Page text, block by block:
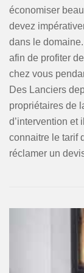
économiser
devez
dans le
afin de profiter
chez vous
Des Lanciers
propriétaires de
d’intervention et
connaitre le tarif
réclamer un